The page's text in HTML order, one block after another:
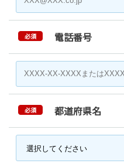
必須 電話番号
必須 都道府県名